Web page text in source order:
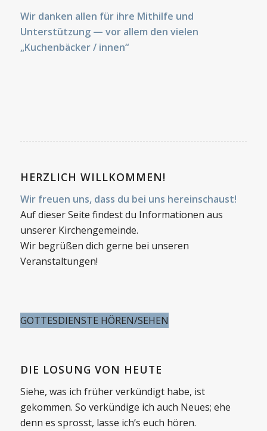
Wir danken allen für ihre Mithilfe und
Unterstützung — vor allem den vielen
„Kuchenbäcker / innen“
HERZLICH WILLKOMMEN!
Wir freuen uns, dass du bei uns hereinschaust!
Auf dieser Seite findest du Informationen aus
unserer Kirchengemeinde.
Wir begrüßen dich gerne bei unseren
Veranstaltungen!
GOTTESDIENSTE HÖREN/SEHEN
DIE LOSUNG VON HEUTE
Siehe, was ich früher verkündigt habe, ist
gekommen. So verkündige ich auch Neues; ehe
denn es sprosst, lasse ich’s euch hören.